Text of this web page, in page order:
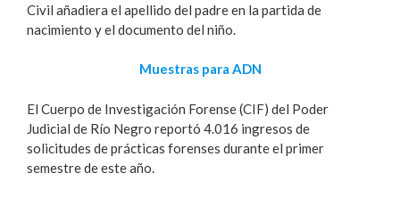
Civil añadiera el apellido del padre en la partida de
nacimiento y el documento del niño.
Muestras para ADN
El Cuerpo de Investigación Forense (CIF) del Poder
Judicial de Río Negro reportó 4.016 ingresos de
solicitudes de prácticas forenses durante el primer
semestre de este año.